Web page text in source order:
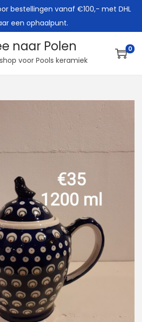
bestellingen vanaf €100,- met DHL
een ophaalpunt.
G
a
g
a
t
i
e
G
a
h
o
u
d
naar Polen
voor Pools keramiek
0